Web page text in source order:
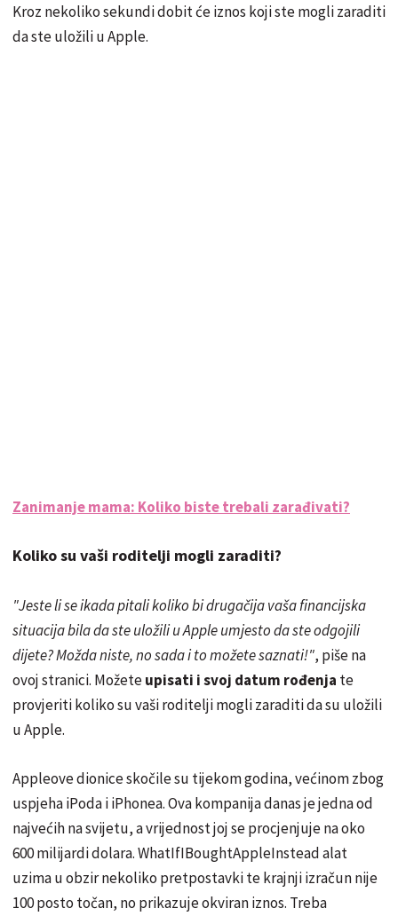
Kroz nekoliko sekundi dobit će iznos koji ste mogli zaraditi
da ste uložili u Apple.
Zanimanje mama: Koliko biste trebali zarađivati?
Koliko su vaši roditelji mogli zaraditi?
"Jeste li se ikada pitali koliko bi drugačija vaša financijska
situacija bila da ste uložili u Apple umjesto da ste odgojili
dijete? Možda niste, no sada i to možete saznati!", piše na
ovoj stranici. Možeteupisati i svoj datum rođenja te
provjeriti koliko su vaši roditelji mogli zaraditi da su uložili
u Apple.
Appleove dionice skočile su tijekom godina, većinom zbog
uspjeha iPoda i iPhonea. Ova kompanija danas je jedna od
najvećih na svijetu, a vrijednost joj se procjenjuje na oko
600 milijardi dolara. WhatIfIBoughtAppleInstead alat
uzima u obzir nekoliko pretpostavki te krajnji izračun nije
100 posto točan, no prikazuje okviran iznos. Treba